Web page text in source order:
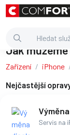
Jak
Zařízení iPhone
Nejčastější
Servis na